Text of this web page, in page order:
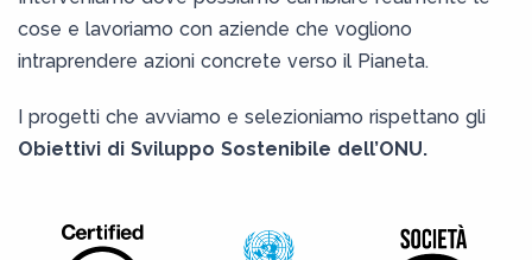
cose e lavoriamo con aziende che vogliono
intraprendere azioni concrete verso il Pianeta.
I progetti che avviamo e selezioniamo rispettano gli
Obiettivi di Sviluppo Sostenibile dell’ONU.